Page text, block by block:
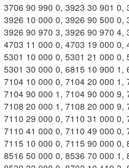
3706 90 990 0, 3923 30 901 0,
3926 10 000 0, 3926 90 500 0,
3926 90 970 3, 3926 90 970 4,
4703 11 000 0, 4703 19 000 0,
5301 10 000 0, 5301 21 000 0,
5301 30 000 0, 6815 10 900 1,
7104 10 000 0, 7104 20 000 1,
7104 90 000 1, 7104 90 000 9,
7108 20 000 1, 7108 20 000 9,
7110 29 000 0, 7110 31 000 0,
7110 41 000 0, 7110 49 000 0,
7115 10 000 0, 7115 90 000 0,
8516 50 000 0, 8536 70 000 1,